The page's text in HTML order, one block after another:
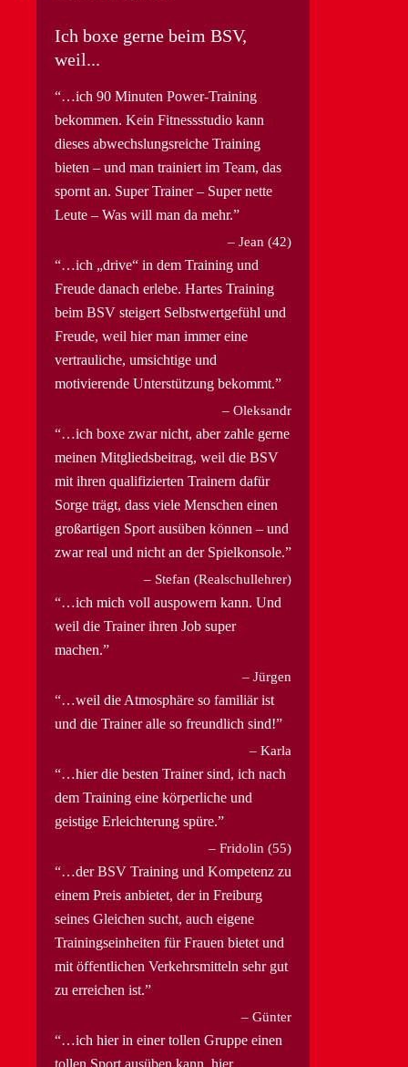
Ich boxe gerne beim BSV,
weil...
…ich 90 Minuten Power-Training
bekommen. Kein Fitnessstudio kann
dieses abwechslungsreiche Training
bieten – und man trainiert im Team, das
spornt an. Super Trainer – Super nette
Leute – Was will man da mehr.
Jean (42)
…ich „drive“ in dem Training und
Freude danach erlebe. Hartes Training
beim BSV steigert Selbstwertgefühl und
Freude, weil hier man immer eine
vertrauliche, umsichtige und
motivierende Unterstützung bekommt.
Oleksandr
…ich boxe zwar nicht, aber zahle gerne
meinen Mitgliedsbeitrag, weil die BSV
mit ihren qualifizierten Trainern dafür
Sorge trägt, dass viele Menschen einen
großartigen Sport ausüben können – und
zwar real und nicht an der Spielkonsole.
Stefan (Realschullehrer)
…ich mich voll auspowern kann. Und
weil die Trainer ihren Job super
machen.
Jürgen
…weil die Atmosphäre so familiär ist
und die Trainer alle so freundlich sind!
Karla
…hier die besten Trainer sind, ich nach
dem Training eine körperliche und
geistige Erleichterung spüre.
Fridolin (55)
…der BSV Training und Kompetenz zu
einem Preis anbietet, der in Freiburg
seines Gleichen sucht, auch eigene
Trainingseinheiten für Frauen bietet und
mit öffentlichen Verkehrsmitteln sehr gut
zu erreichen ist.
Günter
…ich hier in einer tollen Gruppe einen
tollen Sport ausüben kann, hier